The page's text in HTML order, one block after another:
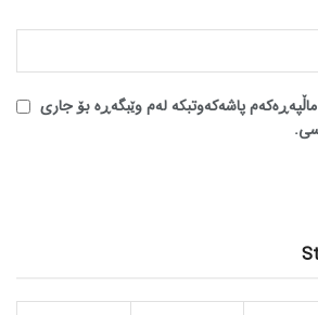
پاشەکەوتبکە لەم وێبگەڕە بۆ جاری